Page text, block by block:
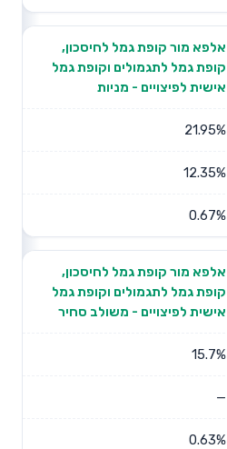
אלפא מור קופת גמל לחיסכון,
קופת גמל לתגמולים וקופת גמל
אישית לפיצויים - מניות
21.95%
12.35%
0.67%
אלפא מור קופת גמל לחיסכון,
קופת גמל לתגמולים וקופת גמל
אישית לפיצויים - משולב סחיר
15.7%
—
0.63%